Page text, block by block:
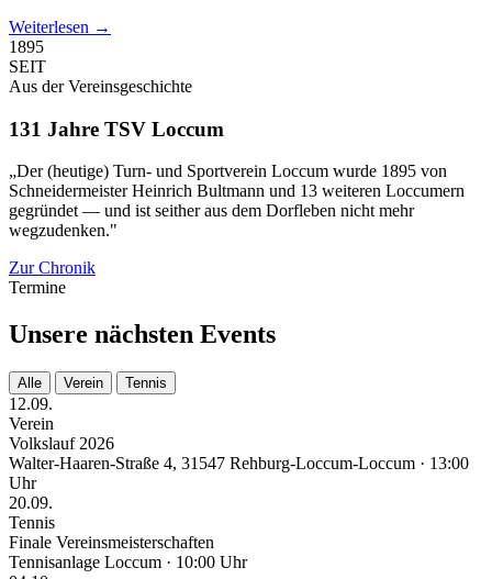
Weiterlesen →
1895
SEIT
Aus der Vereinsgeschichte
131 Jahre TSV Loccum
„Der (heutige) Turn- und Sportverein Loccum wurde 1895 von
Schneidermeister Heinrich Bultmann und 13 weiteren Loccumern
gegründet — und ist seither aus dem Dorfleben nicht mehr
wegzudenken."
Zur Chronik
Termine
Unsere nächsten Events
Alle Verein Tennis
12.09.
Verein
Volkslauf 2026
Walter-Haaren-Straße 4, 31547 Rehburg-Loccum-Loccum · 13:00
Uhr
20.09.
Tennis
Finale Vereinsmeisterschaften
Tennisanlage Loccum · 10:00 Uhr